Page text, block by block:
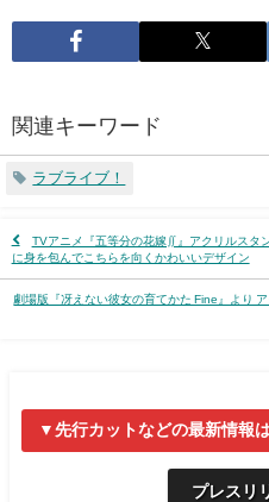
関連キーワード
ラブライブ！
TVアニメ『五等分の花嫁∬』アクリルスタ
に身を包んでこちらを向くかわいいデザイン
劇場版『冴えない彼女の育てかた Fine』より
▼先行カットなどの最新情報
プレスリ